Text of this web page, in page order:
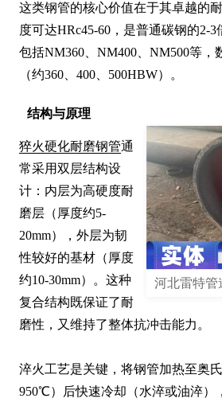
这类钢管的核心价值在于其卓越的
度可达HRc45-60，是普通碳钢的2-
包括NM360、NM400、NM500等，
（约360、400、500HBW）。
结构与原理
猝火硬化耐磨钢管通
常采用双层结构设
计：内层为高硬度耐
磨层（厚度约5-
20mm），外层为韧
性较好的基材（厚度
约10-30mm）。这种
复合结构既保证了耐
磨性，又维持了整体抗冲击能力。
淬火工艺是关键，将钢管加热至奥
950℃）后快速冷却（水淬或油淬）